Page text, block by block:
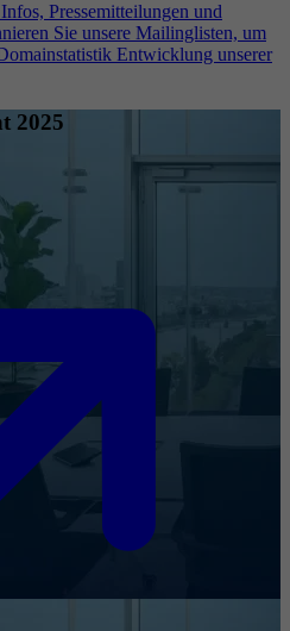
Pressemitteilungen und
Sie unsere Mailinglisten, um
Entwicklung unserer
2025